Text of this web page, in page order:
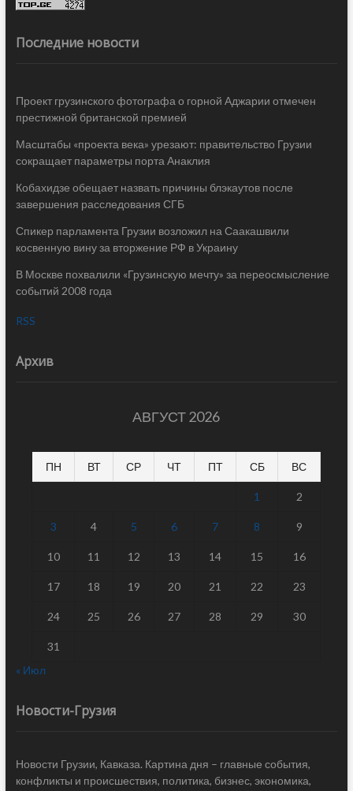
Последние новости
Проект грузинского фотографа о горной Аджарии отмечен
престижной британской премией
Масштабы «проекта века» урезают: правительство Грузии
сокращает параметры порта Анаклия
Кобахидзе обещает назвать причины блэкаутов после
завершения расследования СГБ
Спикер парламента Грузии возложил на Саакашвили
косвенную вину за вторжение РФ в Украину
В Москве похвалили «Грузинскую мечту» за переосмысление
событий 2008 года
RSS
Архив
АВГУСТ 2026
ПН ВТ СР ЧТ ПТ СБ ВС
1 2
3 4 5 6 7 8 9
10 11 12 13 14 15 16
17 18 19 20 21 22 23
24 25 26 27 28 29 30
31
« Июл
Новости-Грузия
Новости Грузии, Кавказа. Картина дня – главные события,
конфликты и происшествия, политика, бизнес, экономика,